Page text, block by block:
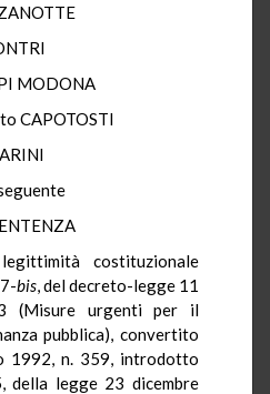
MODONA
CAPOTOSTI
costituzionale
bis, del decreto-legge 11
(Misure urgenti per il
pubblica), convertito
1992, n. 359, introdotto
della legge 23 dicembre